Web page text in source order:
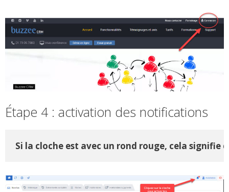
Étape 4 : activation des notifications
Si la cloche est avec un rond rouge, cela